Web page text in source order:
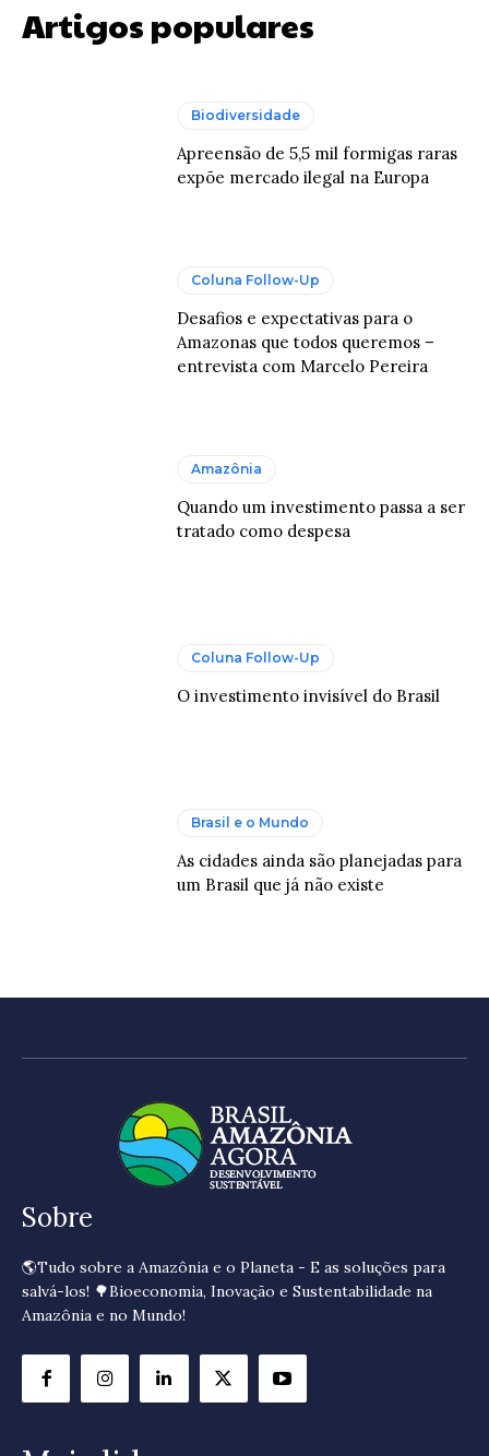
Artigos populares
Biodiversidade
Apreensão de 5,5 mil formigas raras
expõe mercado ilegal na Europa
Coluna Follow-Up
Desafios e expectativas para o
Amazonas que todos queremos –
entrevista com Marcelo Pereira
Amazônia
Quando um investimento passa a ser
tratado como despesa
Coluna Follow-Up
O investimento invisível do Brasil
Brasil e o Mundo
As cidades ainda são planejadas para
um Brasil que já não existe
Sobre
🌎Tudo sobre a Amazônia e o Planeta - E as soluções para
salvá-los! 🌳Bioeconomia, Inovação e Sustentabilidade na
Amazônia e no Mundo!